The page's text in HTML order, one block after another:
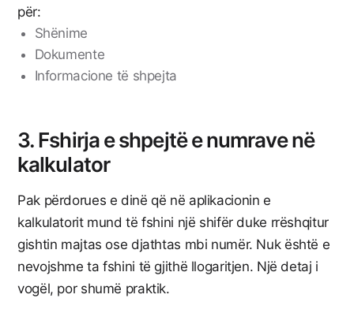
për:
Shënime
Dokumente
Informacione të shpejta
3. Fshirja e shpejtë e numrave në
kalkulator
Pak përdorues e dinë që në aplikacionin e
kalkulatorit mund të fshini një shifër duke rrëshqitur
gishtin majtas ose djathtas mbi numër. Nuk është e
nevojshme ta fshini të gjithë llogaritjen. Një detaj i
vogël, por shumë praktik.